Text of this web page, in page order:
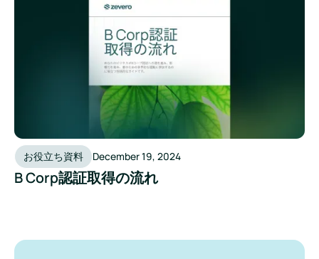
お役立ち資料 December 19, 2024
B Corp認証取得の流れ